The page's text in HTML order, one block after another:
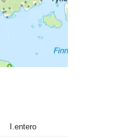
I.entero